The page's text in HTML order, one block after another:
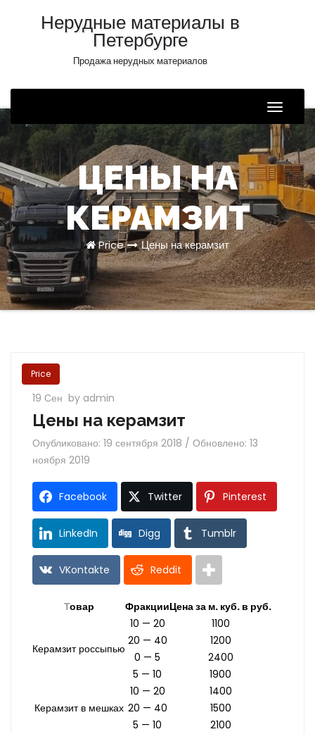
Нерудные материалы в
Петербурге
Продажа нерудных материалов
Toggle
ЦЕНЫ НА
КЕРАМЗИТ
Price Цены на керамзит
Price
19 Сен by admin
Цены на керамзит
Опубликовано: 19 сентября 2018 / Обновлено: 13
ноября 2019
Facebook Twitter Pinterest
LinkedIn Digg Tumblr
VKontakte Reddit
Товар ФракцииЦена за м. куб. в руб.
Керамзит россыпью
10 — 20
1100
20 — 40
1200
0 — 5
2400
5 — 10
1900
Керамзит в мешках
10 — 20
1400
20 — 40
1500
5 — 10
2100